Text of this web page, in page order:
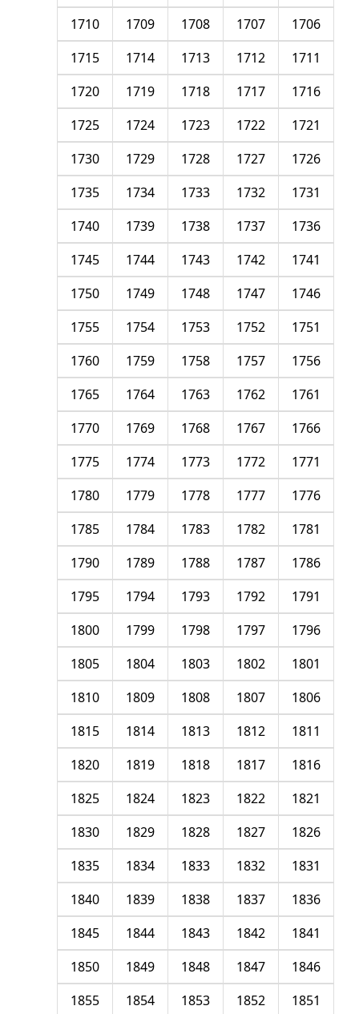
1706
1707
1708
1709
1710
1711
1712
1713
1714
1715
1716
1717
1718
1719
1720
1721
1722
1723
1724
1725
1726
1727
1728
1729
1730
1731
1732
1733
1734
1735
1736
1737
1738
1739
1740
1741
1742
1743
1744
1745
1746
1747
1748
1749
1750
1751
1752
1753
1754
1755
1756
1757
1758
1759
1760
1761
1762
1763
1764
1765
1766
1767
1768
1769
1770
1771
1772
1773
1774
1775
1776
1777
1778
1779
1780
1781
1782
1783
1784
1785
1786
1787
1788
1789
1790
1791
1792
1793
1794
1795
1796
1797
1798
1799
1800
1801
1802
1803
1804
1805
1806
1807
1808
1809
1810
1811
1812
1813
1814
1815
1816
1817
1818
1819
1820
1821
1822
1823
1824
1825
1826
1827
1828
1829
1830
1831
1832
1833
1834
1835
1836
1837
1838
1839
1840
1841
1842
1843
1844
1845
1846
1847
1848
1849
1850
1851
1852
1853
1854
1855